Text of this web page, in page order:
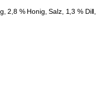
2,8 % Honig, Salz, 1,3 %